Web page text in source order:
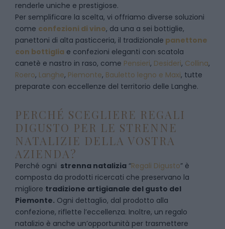
renderle uniche e prestigiose.
Per semplificare la scelta, vi offriamo diverse soluzioni
come confezioni di vino, da una a sei bottiglie,
panettoni di alta pasticceria, il tradizionale panettone
con bottiglia e confezioni eleganti con scatola
canetè e nastro in raso, come Pensieri, Desideri, Collina,
Roero, Langhe, Piemonte, Bauletto legno e Maxi, tutte
preparate con eccellenze del territorio delle Langhe.
PERCHÉ SCEGLIERE REGALI
DIGUSTO PER LE STRENNE
NATALIZIE DELLA VOSTRA
AZIENDA?
Perché ogni strenna natalizia “Regali Digusto” è
composta da prodotti ricercati che preservano la
migliore tradizione artigianale del gusto del
Piemonte. Ogni dettaglio, dal prodotto alla
confezione, riflette l’eccellenza. Inoltre, un regalo
natalizio è anche un’opportunità per trasmettere